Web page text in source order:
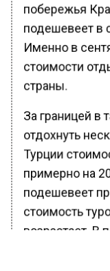
побережья
подешевеет в
Именно в
стоимости
страны.
За границей в
отдохнуть
Турции
примерно на
подешевеет
стоимость
возрастает. В